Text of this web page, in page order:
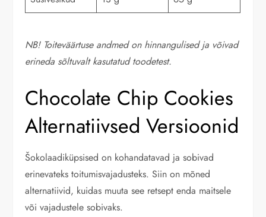
NB! Toiteväärtuse andmed on hinnangulised ja võivad
erineda sõltuvalt kasutatud toodetest.
Chocolate Chip Cookies
Alternatiivsed Versioonid
Šokolaadiküpsised on kohandatavad ja sobivad
erinevateks toitumisvajadusteks. Siin on mõned
alternatiivid, kuidas muuta see retsept enda maitsele
või vajadustele sobivaks.